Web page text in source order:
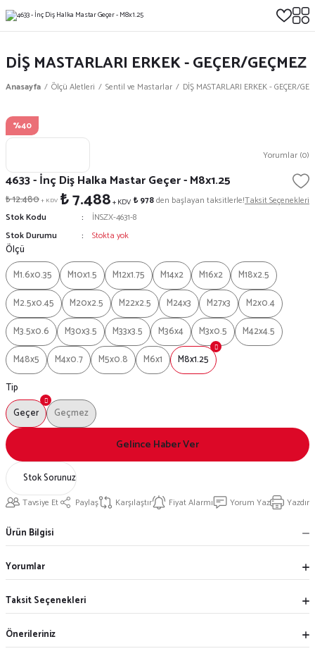
DİŞ MASTARLARI ERKEK - GEÇER/GEÇMEZ
Anasayfa Ölçü Aletleri Sentil ve Mastarlar DİŞ MASTARLARI ERKEK - GEÇER/
%40
Yorumlar (0)
4633 - İnç Diş Halka Mastar Geçer - M8x1.25
₺ 12.480+ KDV ₺ 7.488+ KDV ₺ 978den başlayan taksitlerle!Taksit Seçenekleri
Stok Kodu
İNSZX-4631-8
Stok Durumu
Stokta yok
Ölçü
M1.6x0.35
M10x1.5 M12x1.75 M14x2 M16x2
M18x2.5
M2.5x0.45
M20x2.5 M22x2.5 M24x3 M27x3
M2x0.4
M3.5x0.6
M30x3.5 M33x3.5 M36x4 M3x0.5
M42x4.5
M48x5
M4x0.7 M5x0.8 M6x1
M8x1.25
Tip
Geçer
Geçmez
Gelince Haber Ver
Stok Sorunuz
Tavsiye Et Paylaş Karşılaştır Fiyat Alarmı Yorum Yaz Yazdır
Ürün Bilgisi
Yorumlar
Taksit Seçenekleri
Önerileriniz